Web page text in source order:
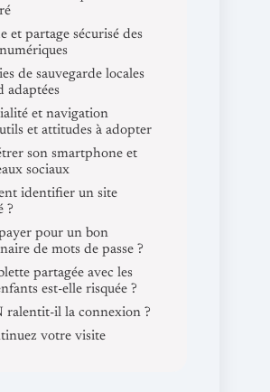
et partage sécurisé des
de sauvegarde locales
adaptées
et navigation
et attitudes à adopter
son smartphone et
sociaux
identifier un site
?
pour un bon
de mots de passe ?
partagée avec les
est-elle risquée ?
ralentit-il la connexion ?
votre visite